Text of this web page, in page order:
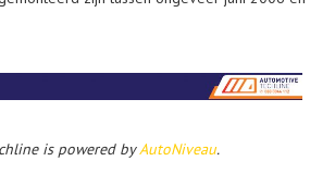
is powered byAutoNiveau.